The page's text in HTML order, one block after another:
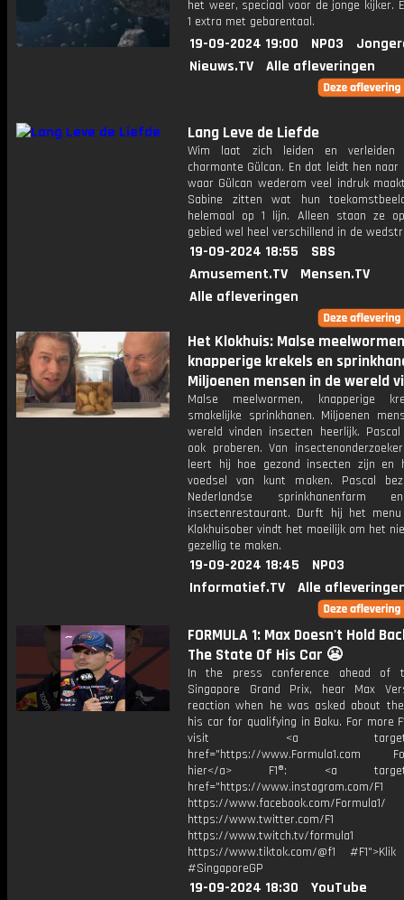
het weer, speciaal voor de jonge kijker.
1 extra met gebarentaal.
19-09-2024 19:00 NPO3
Nieuws.TV
Alle afleveringen
Lang Leve de Liefde
Wim laat zich leiden en verleiden
charmante Gülcan. En dat leidt hen
waar Gülcan wederom veel indruk
Sabine zitten wat hun
helemaal op 1 lijn. Alleen staan ze
gebied wel heel verschillend in de
19-09-2024 18:55
SBS
Amusement.TV
Mensen.TV
Alle afleveringen
Het Klokhuis: Malse
knapperige krekels en
Miljoenen mensen in de wereld
Malse meelwormen, knapperige
smakelijke sprinkhanen. Miljoenen
wereld vinden insecten heerlijk.
ook proberen. Van
leert hij hoe gezond insecten zijn en
voedsel van kunt maken. Pascal
Nederlandse sprinkhanenfarm
insectenrestaurant. Durft hij het
Klokhuisober vindt het moeilijk om het
gezellig te maken.
19-09-2024 18:45
NPO3
Informatief.TV
Alle
FORMULA 1: Max Doesn't Hold
The State Of His Car 😬
In the press conference ahead of
Singapore Grand Prix, hear Max
reaction when he was asked about
his car for qualifying in Baku. For more
visit <a
href="https://www.Formula1.com
hier</a> F1®: <a
href="https://www.instagram.com/F1
https://www.facebook.com/Formula1/
https://www.twitter.com/F1
https://www.twitch.tv/formula1
https://www.tiktok.com/@f1
#SingaporeGP
19-09-2024 18:30
YouTube